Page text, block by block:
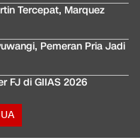
Tercepat, Marquez
Pemeran Pria Jadi
FJ di GIIAS 2026